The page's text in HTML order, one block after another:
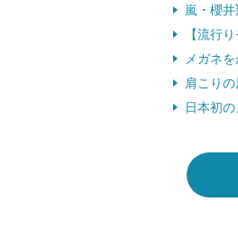
嵐・櫻
【流行
メガネ
肩こり
日本初